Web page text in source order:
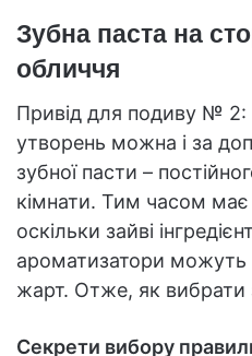
Зубна паста на
обличчя
Привід для подиву № 2:
утворень можна і за
зубної пасти –
кімнати. Тим часом має
оскільки зайві
ароматизатори можуть
жарт. Отже, як вибрати
Секрети вибору